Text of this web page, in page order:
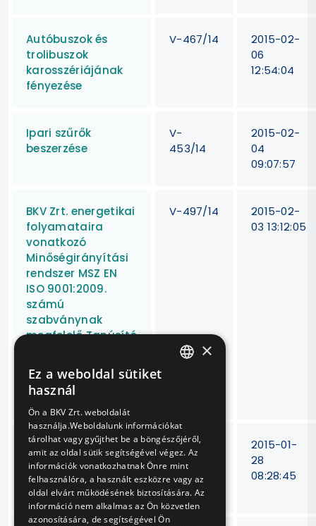
Autóbuszok és
trolibuszok
karosszériájának
fényezése
V-467/14
2015-02-
06
12:54:04
Ipari szűrők
beszerzése
V-
453/14
2015-02-
04
09:07:57
BKV Zrt. energetikai
folyamataira
vonatkozó
Minőségirányítási
rendszer MSZ EN
ISO 9001:2009.
számú
szabványnak
megfelelő Tanúsító
kettő éven
keresztüli
felügyeleti auditja
V-497/14
2015-02-
03 13:12:05
Epoxigyanta alapú
kiöntő-
ragasztóhabarcs
beszerzése
BKV Zrt.
V-110/14
2015-01-
28
08:28:45
×
Ez a weboldal sütiket
használ
Ön a BKV Zrt. weboldalát
használja.Weboldalunk információkat
tárolhat vagy gyűjthet be a böngészőjéről,
amit az oldal sütik segítségével végez. Az
információk vonatkozhatnak Önre mint
felhasználóra, a használt eszközre vagy az
oldal elvárt működésének biztosítására. Az
információ nem alkalmas az Ön közvetlen
azonosítására, de segítségével Ön